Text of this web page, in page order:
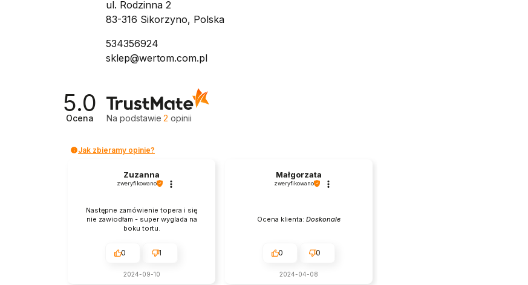
ul. Rodzinna 2
83-316 Sikorzyno, Polska
534356924
sklep@wertom.com.pl
5.0
Ocena Na podstawie 2 opinii
Jak zbieramy opinie?
Zuzanna
zweryfikowano
Następne zamówienie topera i się
nie zawiodłam - super wyglada na
boku tortu.
0 1
2024-09-10
Małgorzata
zweryfikowano
Ocena klienta: Doskonale
0 0
2024-04-08